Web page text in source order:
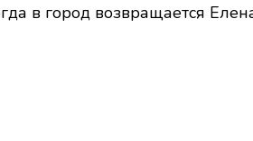
в город возвращается